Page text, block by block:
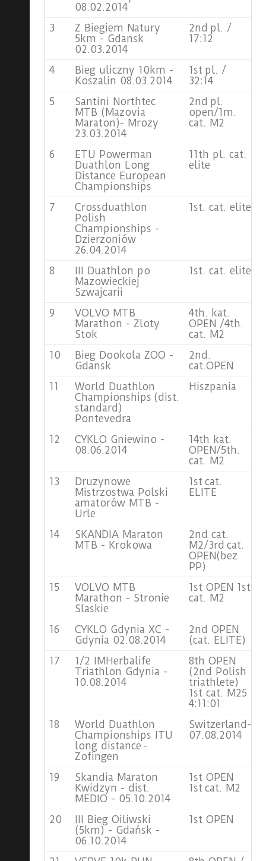
08.02.2014
3
Z Biegiem Natury
5km - Gdansk
02.03.2014
2nd pl. /
17:12
4
Bieg uliczny 10km -
Koszalin 08.03.2014
1st pl. /
32:14
5
Santini Northtec
MTB (Mazovia
Maraton)- Mrozy
23.03.2014
2nd pl.
open/1m.
cat. M2
6
ETU Powerman
Duathlon Long
Distance European
Championships
11th pl. cat.
elite
7
Crossduathlon
Polish
Championships -
Dzierzoniów
26.04.2014
1st. cat. elite
8
III Duathlon po
Mazowieckiej
Szwajcarii
1st. cat. elite
9
VOLVO MTB
Marathon - Zloty
Stok
4th. kat.
OPEN /4th.
cat. M2
10
Bieg Dookola ZOO -
Gdansk
2nd.
cat.OPEN
11
World Duathlon
Championships (dist.
standard)
Pontevedra
Hiszpania
12
CYKLO Gniewino -
08.06.2014
14th kat.
OPEN/5th.
cat. M2
13
Druzynowe
Mistrzostwa Polski
amatorów MTB -
Urle
1st cat.
ELITE
14
SKANDIA Maraton
MTB - Krokowa
2nd cat.
M2/3rd cat.
OPEN(bez
PP)
15
VOLVO MTB
Marathon - Stronie
Slaskie
1st OPEN 1st
cat. M2
16
CYKLO Gdynia XC -
Gdynia 02.08.2014
2nd OPEN
(cat. ELITE)
17
1/2 IMHerbalife
Triathlon Gdynia -
10.08.2014
8th OPEN
(2nd Polish
triathlete)
1st cat. M25
4:11:01
18
World Duathlon
Championships ITU
long distance -
Zofingen
Switzerland-
07.08.2014
19
Skandia Maraton
Kwidzyn - dist.
MEDIO - 05.10.2014
1st OPEN
1st cat. M2
20
III Bieg Oiliwski
(5km) - Gdańsk -
06.10.2014
1st OPEN